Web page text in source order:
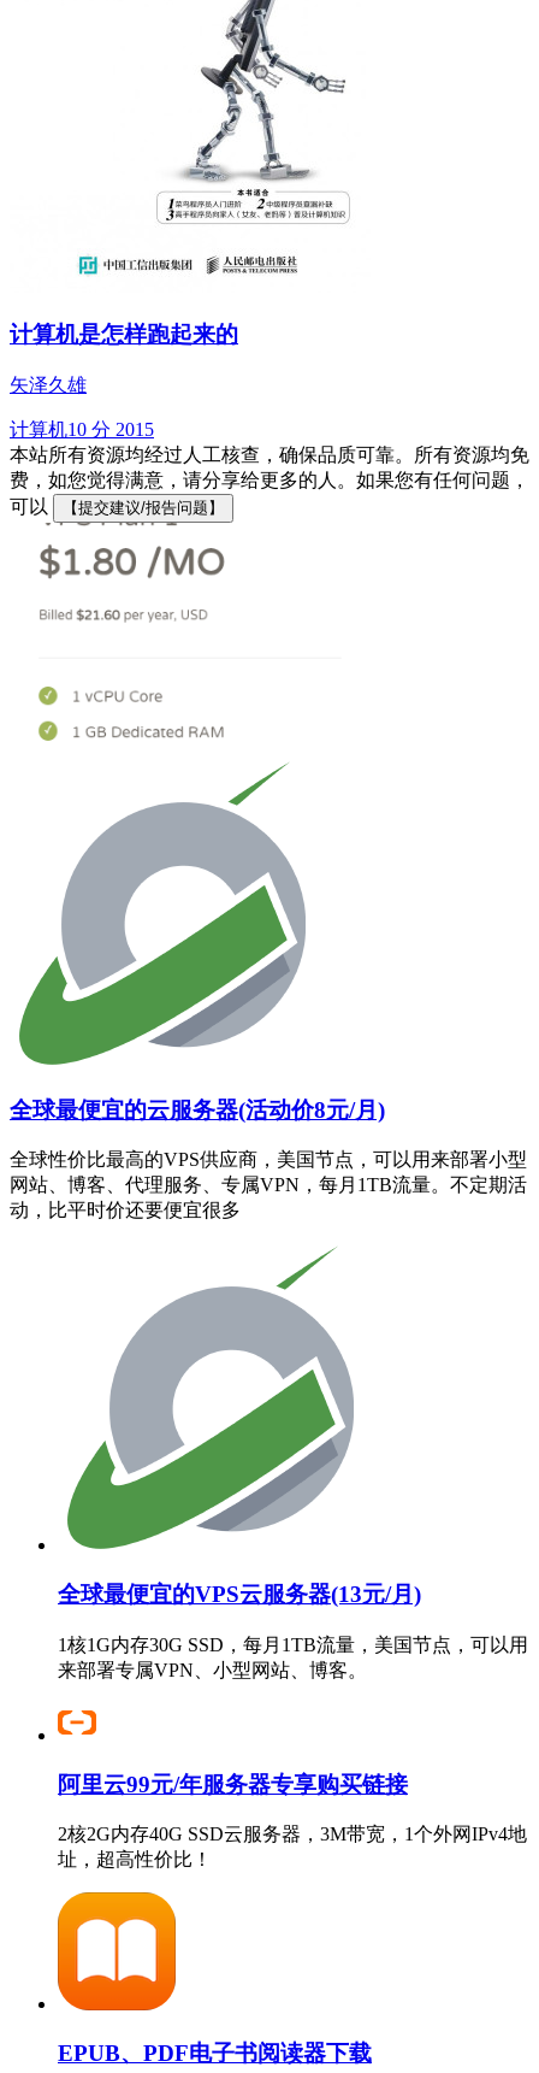
计算机是怎样跑起来的
矢泽久雄
计算机10 分 2015
本站所有资源均经过人工核查，确保品质可靠。所有资源均免
费，如您觉得满意，请分享给更多的人。如果您有任何问题，
可以
【提交建议/报告问题】
全球最便宜的云服务器(活动价8元/月)
全球性价比最高的VPS供应商，美国节点，可以用来部署小型
网站、博客、代理服务、专属VPN，每月1TB流量。不定期活
动，比平时价还要便宜很多
全球最便宜的VPS云服务器(13元/月)
1核1G内存30G SSD，每月1TB流量，美国节点，可以用
来部署专属VPN、小型网站、博客。
阿里云99元/年服务器专享购买链接
2核2G内存40G SSD云服务器，3M带宽，1个外网IPv4地
址，超高性价比！
EPUB、PDF电子书阅读器下载